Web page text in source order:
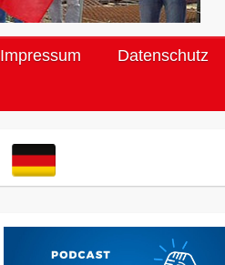
Impressum
Datenschutz